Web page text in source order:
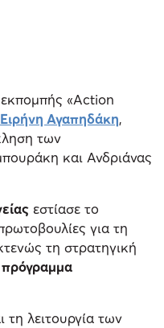
εκπομπής «Action
Ειρήνη Αγαπηδάκη,
των
και Ανδριάνας
εστίασε το
για τη
τη στρατηγική
πρόγραμμα
τη λειτουργία των